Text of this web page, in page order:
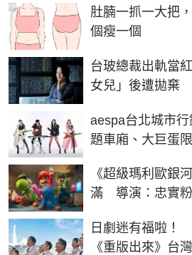
肚腩一抓一大把
個瘦一個
PR
台玻總裁出軌當
女兒」後遭拋棄
aespa台北城市
題車廂、大巨蛋
《超級瑪利歐銀
滿 導演：忠實
日劇迷有福啦！
《重版出來》台